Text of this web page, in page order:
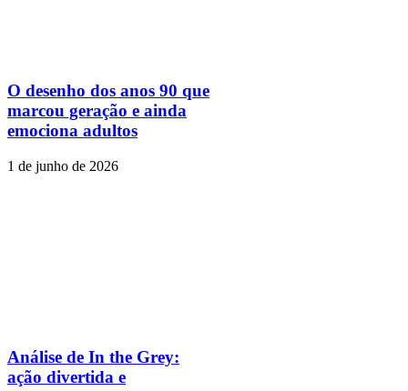
O desenho dos anos 90 que
marcou geração e ainda
emociona adultos
1 de junho de 2026
Análise de In the Grey:
ação divertida e